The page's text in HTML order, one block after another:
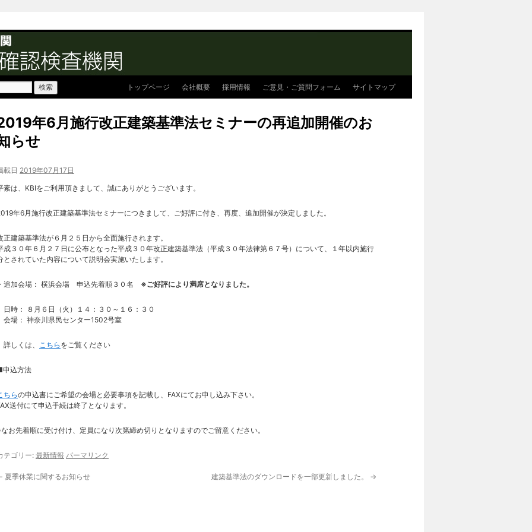
トップページ 会社概要 採用情報 ご意見・ご質問フォーム サイトマップ
年6月施行改正建築基準法セミナーの再追加開催のお
らせ
載日 2019年07月17日
素は、KBIをご利用頂きまして、誠にありがとうございます。
年6月施行改正建築基準法セミナーにつきまして、ご好評に付き、再度、追加開催が決定しました。
正建築基準法が６月２５日から全面施行されます。
成３０年６月２７日に公布となった平成３０年改正建築基準法（平成３０年法律第６７号）について、１年以内施行
とされていた内容について説明会実施いたします。
追加会場： 横浜会場 申込先着順３０名 ※ご好評により満席となりました。
時： ８月６日（火）１４：３０～１６：３０
場： 神奈川県民センター1502号室
しくは、 こちら をご覧ください
込方法
ちらの申込書にご希望の会場と必要事項を記載し、FAXにてお申し込み下さい。
送付にて申込手続は終了となります。
お先着順に受け付け、定員になり次第締め切りとなりますのでご留意ください。
テゴリー: 最新情報 パーマリンク
夏季休業に関するお知らせ 建築基準法のダウンロードを一部更新しました。 →